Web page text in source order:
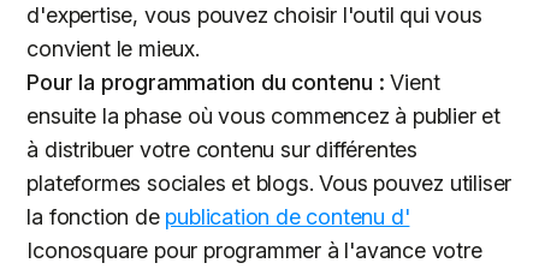
d'expertise, vous pouvez choisir l'outil qui vous
convient le mieux.
Pour la programmation du contenu :Vient
ensuite la phase où vous commencez à publier et
à distribuer votre contenu sur différentes
plateformes sociales et blogs. Vous pouvez utiliser
la fonction de publication de contenu d'
Iconosquare pour programmer à l'avance votre